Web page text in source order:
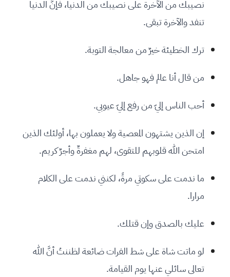
نصيبك من الآخرة على نصيبك من الدنيا، فإنَّ الدنيا
تنفد والآخرة تبقى.
ترك الخطيئة خيرٌ من معالجة التوبة.
من قال أنا عالم فهو جاهل.
أحب الناس إليّ من رفع إليّ عيوبي.
إن الذين يشتهون المعصية ولا يعملون بها، أولئك الذين
امتحن الله قلوبهم للتقوى، لهم مغفرةٌ وأجرٌ كريم.
ما ندمت على سكوتي مرةً، لكنني ندمت على الكلام
مرارا.
عليك بالصدق وإن قتلك.
لو ماتت شاة على شط الفرات ضائعة لظننتُ أنَّ الله
تعالى سائلي عنها يوم القيامة.